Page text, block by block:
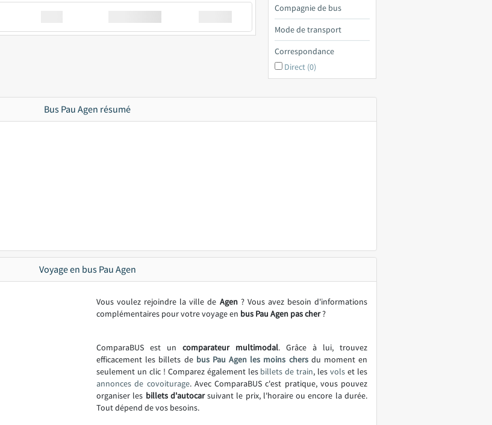
Compagnie de bus
Mode de transport
Correspondance
Direct (0)
Bus Pau Agen résumé
Voyage en bus Pau Agen
Vous voulez rejoindre la ville de Agen? Vous avez besoin d'informations
complémentaires pour votre voyage en bus Pau Agen pas cher?
ComparaBUS est un comparateur multimodal. Grâce à lui, trouvez
efficacement les billets de bus Pau Agen les moins chersdu moment en
seulement un clic ! Comparez également les billets de train, lesvols et les
annonces de covoiturage. Avec ComparaBUS c'est pratique, vous pouvez
organiser les billets d'autocarsuivant le prix, l'horaire ou encore la durée.
Tout dépend de vos besoins.